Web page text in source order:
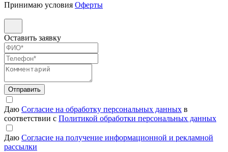
Принимаю условия Оферты
Оставить заявку
Отправить
Даю Согласие на обработку персональных данных в
соответствии с Политикой обработки персональных данных
Даю Согласие на получение информационной и рекламной
рассылки